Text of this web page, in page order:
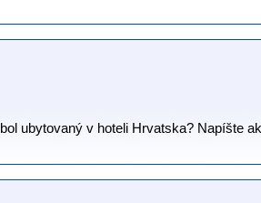
ubytovaný v hoteli Hrvatska? Napíšte